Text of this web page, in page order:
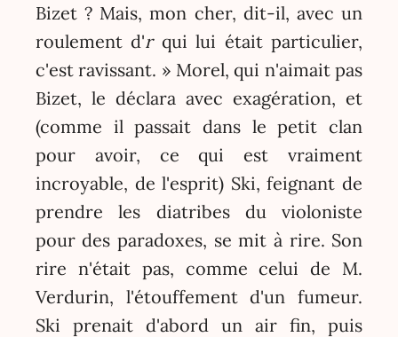
Bizet ? Mais, mon cher, dit-il, avec un
roulement d'rqui lui était particulier,
c'est ravissant. » Morel, qui n'aimait pas
Bizet, le déclara avec exagération, et
(comme il passait dans le petit clan
pour avoir, ce qui est vraiment
incroyable, de l'esprit) Ski, feignant de
prendre les diatribes du violoniste
pour des paradoxes, se mit à rire. Son
rire n'était pas, comme celui de M.
Verdurin, l'étouffement d'un fumeur.
Ski prenait d'abord un air fin, puis